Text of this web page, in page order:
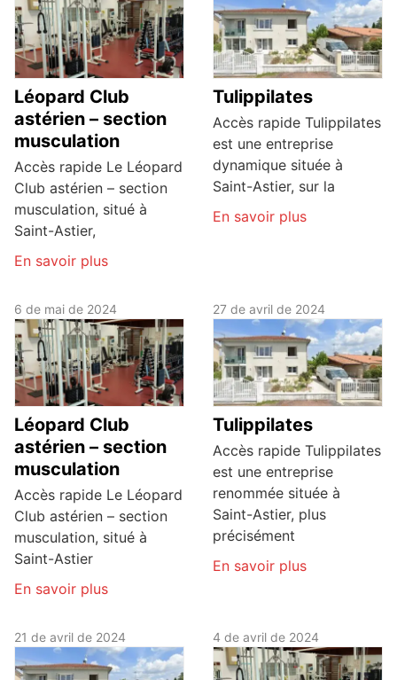
Léopard Club
astérien – section
musculation
Accès rapide Le Léopard
Club astérien – section
musculation, situé à
Saint-Astier,
En savoir plus
Tulippilates
Accès rapide Tulippilates
est une entreprise
dynamique située à
Saint-Astier, sur la
En savoir plus
6 de mai de 2024
Léopard Club
astérien – section
musculation
Accès rapide Le Léopard
Club astérien – section
musculation, situé à
Saint-Astier
En savoir plus
27 de avril de 2024
Tulippilates
Accès rapide Tulippilates
est une entreprise
renommée située à
Saint-Astier, plus
précisément
En savoir plus
21 de avril de 2024 4 de avril de 2024